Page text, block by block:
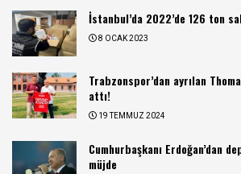
İstanbul’da 2022’de 126 ton
8 OCAK 2023
Trabzonspor’dan ayrılan
attı!
19 TEMMUZ 2024
Cumhurbaşkanı Erdoğan’dan
müjde